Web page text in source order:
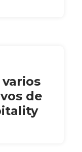
de